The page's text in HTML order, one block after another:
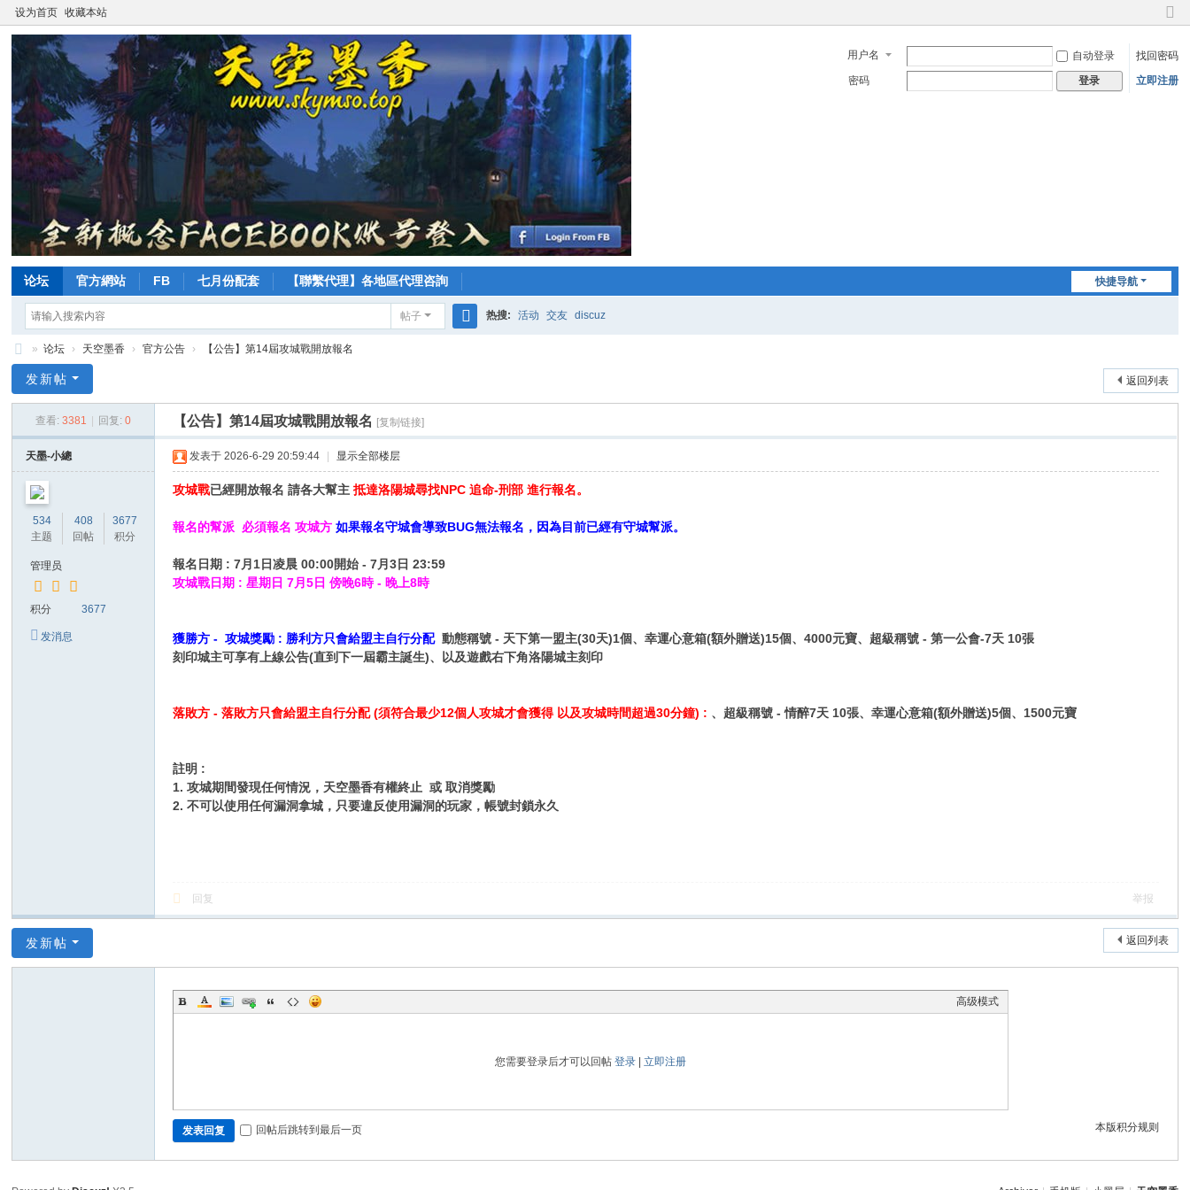
设为首页 收藏本站
切
到
窄
用户名 自动登录
找回密码
密码
登录 立即注册
快捷导航
论坛 官方網站 FB 七月份配套 【聯繫代理】各地區代理咨詢
帖子 热搜: 活动 交友 discuz
空
» 论坛 › 天空墨香 › 官方公告 › 【公告】第14屆攻城戰開放報名
返回列表
发新帖
查看: 3381 回复: 0 【公告】第14屆攻城戰開放報名 [复制链接]
天墨-小總
534
主题
408
回帖
3677
积分
管理员
积分 3677
发消息
发表于 2026-6-29 20:59:44 显示全部楼层
攻城戰已經開放報名 請各大幫主 抵達洛陽城尋找NPC 追命-刑部 進行報名。
報名的幫派 必須報名 攻城方如果報名守城會導致BUG無法報名，因為目前已經有守城幫派。
報名日期 : 7月1日凌晨 00:00開始 - 7月3日 23:59
攻城戰日期 : 星期日 7月5日 傍晚6時 - 晚上8時
獲勝方 - 攻城獎勵 : 勝利方只會給盟主自行分配 動態稱號 - 天下第一盟主(30天)1個、幸運心意箱(額外贈送)15個、4000元寶、超級稱號 - 第一公會-7天 10張
刻印城主可享有上線公告(直到下一屆霸主誕生)、以及遊戲右下角洛陽城主刻印
落敗方 - 落敗方只會給盟主自行分配 (須符合最少12個人攻城才會獲得 以及攻城時間超過30分鐘) : 、超級稱號 - 情醉7天 10張、幸運心意箱(額外贈送)5個、1500元寶
註明 :
1. 攻城期間發現任何情況，天空墨香有權終止 或 取消獎勵
2. 不可以使用任何漏洞拿城，只要違反使用漏洞的玩家，帳號封鎖永久
回复 举报
返回列表
发新帖
高级模式
您需要登录后才可以回帖登录 |立即注册
本版积分规则
发表回复 回帖后跳转到最后一页